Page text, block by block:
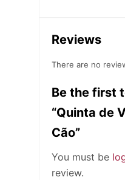
Reviews
There are no
Be the first
“Quinta de
Cão”
You must be
review.